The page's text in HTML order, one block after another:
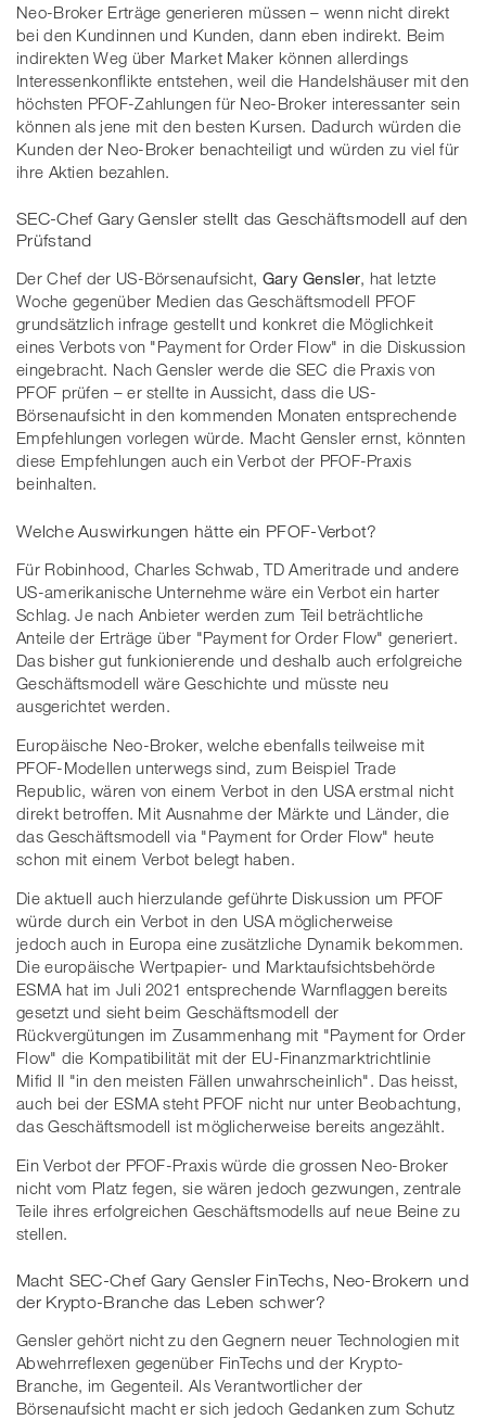
Neo-Broker Erträge generieren müssen – wenn nicht direkt
bei den Kundinnen und Kunden, dann eben indirekt. Beim
indirekten Weg über Market Maker können allerdings
Interessenkonflikte entstehen, weil die Handelshäuser mit den
höchsten PFOF-Zahlungen für Neo-Broker interessanter sein
können als jene mit den besten Kursen. Dadurch würden die
Kunden der Neo-Broker benachteiligt und würden zu viel für
ihre Aktien bezahlen.
SEC-Chef Gary Gensler stellt das Geschäftsmodell auf den
Prüfstand
Der Chef der US-Börsenaufsicht, Gary Gensler, hat letzte
Woche gegenüber Medien das Geschäftsmodell PFOF
grundsätzlich infrage gestellt und konkret die Möglichkeit
eines Verbots von "Payment for Order Flow" in die Diskussion
eingebracht. Nach Gensler werde die SEC die Praxis von
PFOF prüfen – er stellte in Aussicht, dass die US-
Börsenaufsicht in den kommenden Monaten entsprechende
Empfehlungen vorlegen würde. Macht Gensler ernst, könnten
diese Empfehlungen auch ein Verbot der PFOF-Praxis
beinhalten.
Welche Auswirkungen hätte ein PFOF-Verbot?
Für Robinhood, Charles Schwab, TD Ameritrade und andere
US-amerikanische Unternehme wäre ein Verbot ein harter
Schlag. Je nach Anbieter werden zum Teil beträchtliche
Anteile der Erträge über "Payment for Order Flow" generiert.
Das bisher gut funkionierende und deshalb auch erfolgreiche
Geschäftsmodell wäre Geschichte und müsste neu
ausgerichtet werden.
Europäische Neo-Broker, welche ebenfalls teilweise mit
PFOF-Modellen unterwegs sind, zum Beispiel Trade
Republic, wären von einem Verbot in den USA erstmal nicht
direkt betroffen. Mit Ausnahme der Märkte und Länder, die
das Geschäftsmodell via "Payment for Order Flow" heute
schon mit einem Verbot belegt haben.
Die aktuell auch hierzulande geführte Diskussion um PFOF
würde durch ein Verbot in den USA möglicherweise
jedoch auch in Europa eine zusätzliche Dynamik bekommen.
Die europäische Wertpapier- und Marktaufsichtsbehörde
ESMA hat im Juli 2021 entsprechende Warnflaggen bereits
gesetzt und sieht beim Geschäftsmodell der
Rückvergütungen im Zusammenhang mit "Payment for Order
Flow" die Kompatibilität mit der EU-Finanzmarktrichtlinie
Mifid II "in den meisten Fällen unwahrscheinlich". Das heisst,
auch bei der ESMA steht PFOF nicht nur unter Beobachtung,
das Geschäftsmodell ist möglicherweise bereits angezählt.
Ein Verbot der PFOF-Praxis würde die grossen Neo-Broker
nicht vom Platz fegen, sie wären jedoch gezwungen, zentrale
Teile ihres erfolgreichen Geschäftsmodells auf neue Beine zu
stellen.
Macht SEC-Chef Gary Gensler FinTechs, Neo-Brokern und
der Krypto-Branche das Leben schwer?
Gensler gehört nicht zu den Gegnern neuer Technologien mit
Abwehrreflexen gegenüber FinTechs und der Krypto-
Branche, im Gegenteil. Als Verantwortlicher der
Börsenaufsicht macht er sich jedoch Gedanken zum Schutz